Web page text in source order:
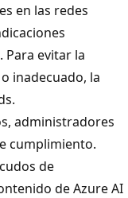
en las redes
evitar la
inadecuado, la
administradores
cumplimiento.
de
de Azure AI